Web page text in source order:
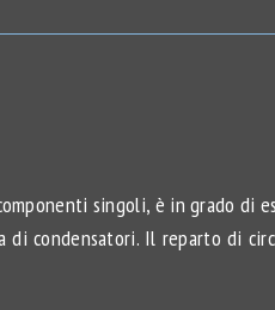
singoli, è in grado di
di condensatori. Il reparto di